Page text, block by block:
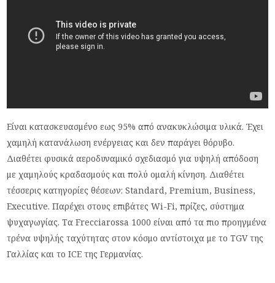
Είναι κατασκευασμένο εως 95% από ανακυκλώσιμα υλικά. Έχει
χαμηλή κατανάλωση ενέργειας και δεν παράγει θόρυβο.
Διαθέτει φυσικά αεροδυναμικό σχεδιασμό για υψηλή απόδοση
με χαμηλούς κραδασμούς και πολύ ομαλή κίνηση. Διαθέτει
τέσσερις κατηγορίες θέσεων: Standard, Premium, Business,
Executive. Παρέχει στους επιβάτες Wi-Fi, πρίζες, σύστημα
ψυχαγωγίας. Τα Frecciarossa 1000 είναι από τα πιο προηγμένα
τρένα υψηλής ταχύτητας στον κόσμο αντίστοιχα με το TGV της
Γαλλίας και το ICE της Γερμανίας.